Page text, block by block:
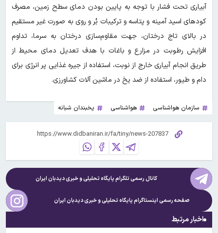
آبیاری تحت فشار با توجه به پایین بودن دمای سطح زمین، مصرف
کودهای اسید آمینه و پتاسه و ترکیبات بُر و روی به صورت غیر مستقیم
در بالای تاج درختان، جهت مقاوم‌سازی درختان به سرما، تداوم
افزایش رطوبت در مزارع و باغات با هدف تعدیل دمای محیط از
طریق انجام آبیاری خارج از نوبت، استفاده از جیره غذایی پر انرژی برای
دام و طیور، استفاده از ضد یخ در ماشین آلات کشاورزی.
سازمان هواشناسی هواشناسی یخبندان شبانه
کانال رسمی تلگرام پایگاه تحلیلی و خبریدیدبان ایران
صفحه رسمی اینستاگرام پایگاه تحلیلی و خبریدیدبان ایران
اخبار مرتبط